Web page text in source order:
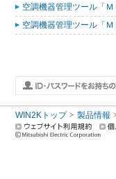
空調機器管理ツール「
空調機器管理ツール「
WIN2Kトップ 製品情報